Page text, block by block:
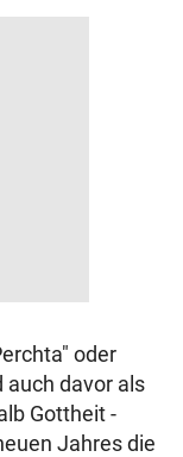
oder
auch davor als
Gottheit -
Jahres die